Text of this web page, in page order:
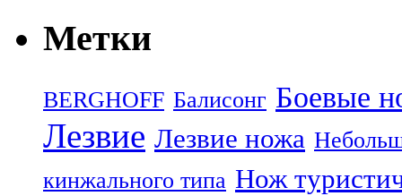
Метки
BERGHOFF Балисонг Боевые
Лезвие Лезвие ножа
кинжального типа Нож